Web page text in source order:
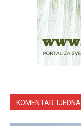
KOMENTAR TJEDNA